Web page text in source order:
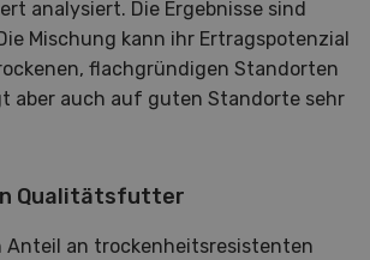
analysiert. Die Ergebnisse sind
Mischung kann ihr Ertragspotenzial
flachgründigen Standorten
aber auch auf guten Standorte sehr
Qualitätsfutter
Anteil an trockenheitsresistenten